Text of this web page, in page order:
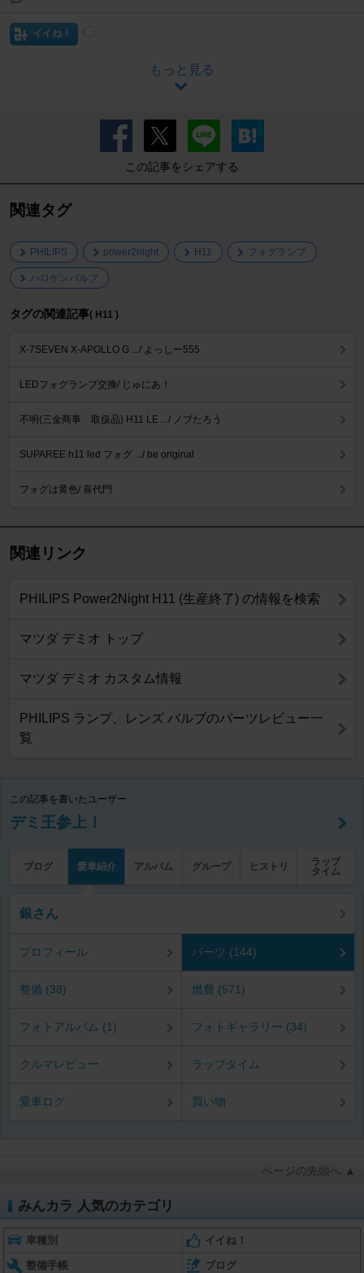
イイね！
もっと見る
この記事をシェアする
関連タグ
PHILIPS power2night H11 フォグランプ
ハロゲンバルブ
タグの関連記事( H11 )
X-7SEVEN X-APOLLO G .../ よっしー555
LEDフォグランプ交換/ じゅにあ！
不明(三金商事 取扱品) H11 LE .../ ノブたろう
SUPAREE h11 led フォグ .../ be original
フォグは黄色/ 喜代門
関連リンク
PHILIPS Power2Night H11 (生産終了) の情報を検索
マツダ デミオ トップ
マツダ デミオ カスタム情報
PHILIPS ランプ、レンズ バルブのパーツレビュー一
覧
この記事を書いたユーザー
デミ王参上！
ブログ 愛車紹介 アルバム グループ ヒストリ
ラップ
タイム
銀さん
プロフィール パーツ (144)
整備 (38) 燃費 (571)
フォトアルバム (1) フォトギャラリー (34)
クルマレビュー ラップタイム
愛車ログ 買い物
ページの先頭へ ▲
みんカラ 人気のカテゴリ
車種別 イイね！
整備手帳 ブログ